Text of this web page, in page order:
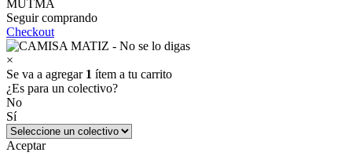
MUTMA
Seguir comprando
Checkout
×
Se va a agregar 1 ítem a tu carrito
¿Es para un colectivo?
No
Sí
Aceptar